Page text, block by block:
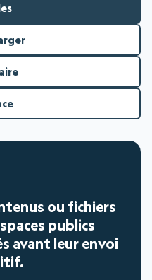
ou fichiers
publics
avant leur envoi